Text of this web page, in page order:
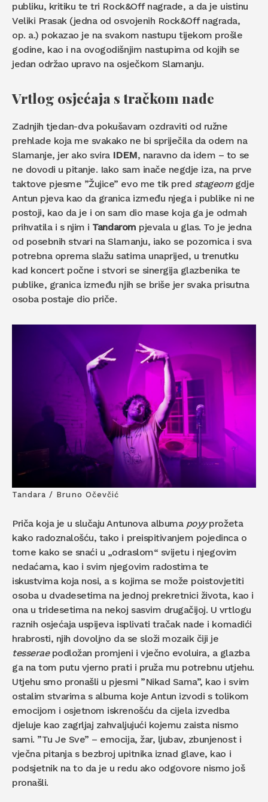
publiku, kritiku te tri Rock&Off nagrade, a da je uistinu
Veliki Prasak (jedna od osvojenih Rock&Off nagrada,
op. a.) pokazao je na svakom nastupu tijekom prošle
godine, kao i na ovogodišnjim nastupima od kojih se
jedan održao upravo na osječkom Slamanju.
Vrtlog osjećaja s tračkom nade
Zadnjih tjedan-dva pokušavam ozdraviti od ružne
prehlade koja me svakako ne bi spriječila da odem na
Slamanje, jer ako svira IDEM, naravno da idem – to se
ne dovodi u pitanje. Iako sam inače negdje iza, na prve
taktove pjesme ”Žujice” evo me tik pred stageomgdje
Antun pjeva kao da granica između njega i publike ni ne
postoji, kao da je i on sam dio mase koja ga je odmah
prihvatila i s njim i Tandarom pjevala u glas. To je jedna
od posebnih stvari na Slamanju, iako se pozornica i sva
potrebna oprema slažu satima unaprijed, u trenutku
kad koncert počne i stvori se sinergija glazbenika te
publike, granica između njih se briše jer svaka prisutna
osoba postaje dio priče.
Tandara / Bruno Očevčić
Priča koja je u slučaju Antunova albuma poyyprožeta
kako radoznalošću, tako i preispitivanjem pojedinca o
tome kako se snaći u „odraslom“ svijetu i njegovim
nedaćama, kao i svim njegovim radostima te
iskustvima koja nosi, a s kojima se može poistovjetiti
osoba u dvadesetima na jednoj prekretnici života, kao i
ona u tridesetima na nekoj sasvim drugačijoj. U vrtlogu
raznih osjećaja uspijeva isplivati tračak nade i komadići
hrabrosti, njih dovoljno da se složi mozaik čiji je
tesseraepodložan promjeni i vječno evoluira, a glazba
ga na tom putu vjerno prati i pruža mu potrebnu utjehu.
Utjehu smo pronašli u pjesmi ”Nikad Sama”, kao i svim
ostalim stvarima s albuma koje Antun izvodi s tolikom
emocijom i osjetnom iskrenošću da cijela izvedba
djeluje kao zagrljaj zahvaljujući kojemu zaista nismo
sami. ”Tu Je Sve” – emocija, žar, ljubav, zbunjenost i
vječna pitanja s bezbroj upitnika iznad glave, kao i
podsjetnik na to da je u redu ako odgovore nismo još
pronašli.